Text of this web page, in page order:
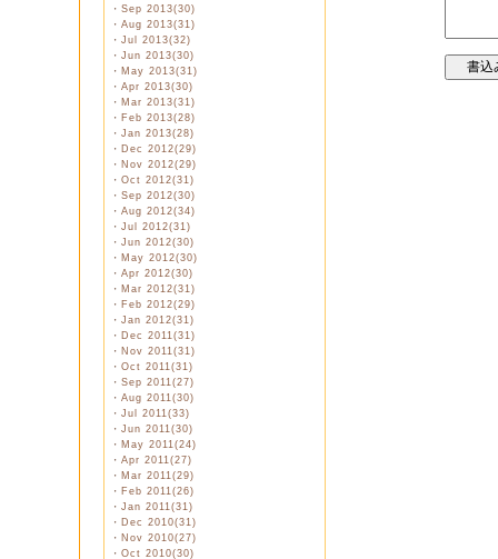
・ Sep 2013(30)
・ Aug 2013(31)
・ Jul 2013(32)
・ Jun 2013(30)
・ May 2013(31)
・ Apr 2013(30)
・ Mar 2013(31)
・ Feb 2013(28)
・ Jan 2013(28)
・ Dec 2012(29)
・ Nov 2012(29)
・ Oct 2012(31)
・ Sep 2012(30)
・ Aug 2012(34)
・ Jul 2012(31)
・ Jun 2012(30)
・ May 2012(30)
・ Apr 2012(30)
・ Mar 2012(31)
・ Feb 2012(29)
・ Jan 2012(31)
・ Dec 2011(31)
・ Nov 2011(31)
・ Oct 2011(31)
・ Sep 2011(27)
・ Aug 2011(30)
・ Jul 2011(33)
・ Jun 2011(30)
・ May 2011(24)
・ Apr 2011(27)
・ Mar 2011(29)
・ Feb 2011(26)
・ Jan 2011(31)
・ Dec 2010(31)
・ Nov 2010(27)
・ Oct 2010(30)